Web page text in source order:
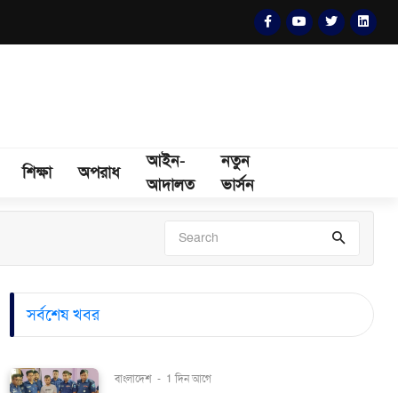
শিক্ষা অপরাধ
আইন-
আদালত
নতুন
ভার্সন
সর্বশেষ খবর
বাংলাদেশ - 1 দিন আগে